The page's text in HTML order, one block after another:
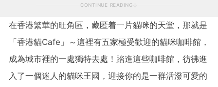
CONTINUE READING
在香港繁華的旺角區，藏匿着一片貓咪的天堂，那就是
「香港貓Cafe」～這裡有五家極受歡迎的貓咪咖啡館，
成為城市裡的一處獨特去處！踏進這些咖啡館，彷彿進
入了一個迷人的貓咪王國，迎接你的是一群活潑可愛的